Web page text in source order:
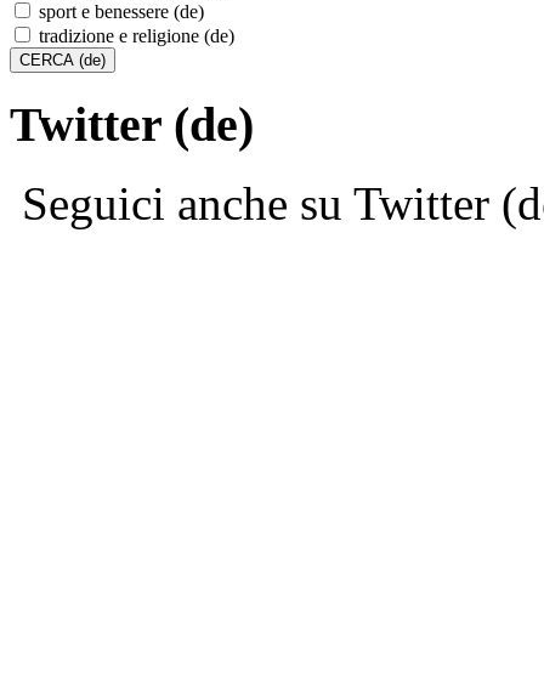
sport e benessere (de)
tradizione e religione (de)
Twitter (de)
Seguici anche su Twitter